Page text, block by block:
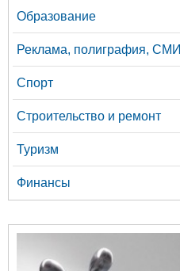
Образование
Реклама, полиграфия, СМИ
Спорт
Строительство и ремонт
Туризм
Финансы